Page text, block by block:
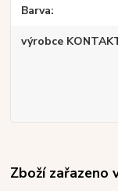
Barva
výrobce
Zboží zařazeno